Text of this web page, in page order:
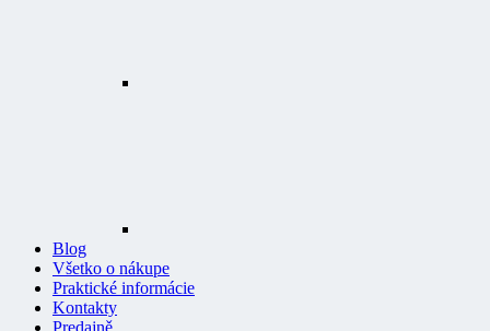
Všetko o nákupe
Praktické informácie
Kontakty
Predajně
PRE ZÁKAZNÍKOV